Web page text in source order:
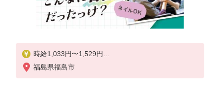
時給1,033円〜1,529円
★土日祝日は時給100円アップ！
福島県福島市